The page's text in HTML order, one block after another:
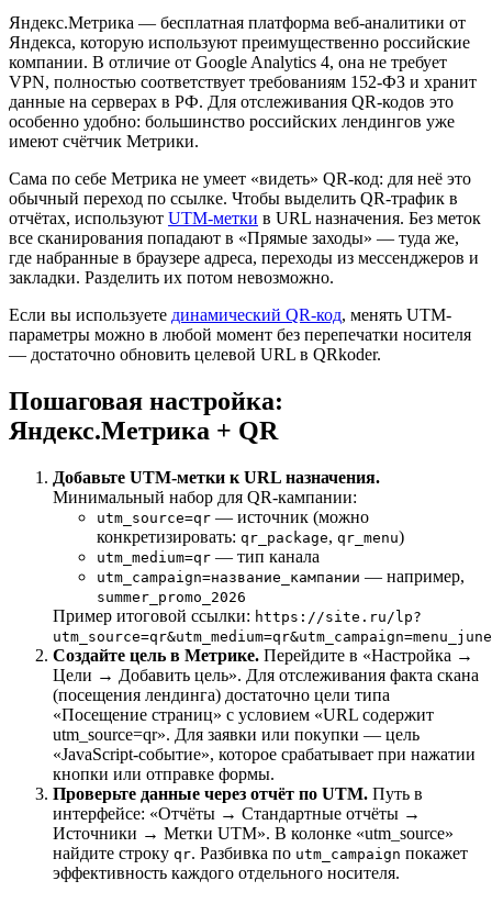
Яндекс.Метрика — бесплатная платформа веб-аналитики от
Яндекса, которую используют преимущественно российские
компании. В отличие от Google Analytics 4, она не требует
VPN, полностью соответствует требованиям 152-ФЗ и хранит
данные на серверах в РФ. Для отслеживания QR-кодов это
особенно удобно: большинство российских лендингов уже
имеют счётчик Метрики.
Сама по себе Метрика не умеет «видеть» QR-код: для неё это
обычный переход по ссылке. Чтобы выделить QR-трафик в
отчётах, используют UTM-метки в URL назначения. Без меток
все сканирования попадают в «Прямые заходы» — туда же,
где набранные в браузере адреса, переходы из мессенджеров и
закладки. Разделить их потом невозможно.
Если вы используете динамический QR-код, менять UTM-
параметры можно в любой момент без перепечатки носителя
— достаточно обновить целевой URL в QRkoder.
Пошаговая настройка:
Яндекс.Метрика + QR
Добавьте UTM-метки к URL назначения.
Минимальный набор для QR-кампании:
utm_source=qr — источник (можно
конкретизировать: qr_package, qr_menu)
utm_medium=qr — тип канала
utm_campaign=название_кампании — например,
summer_promo_2026
Пример итоговой ссылки: https://site.ru/lp?
utm_source=qr&utm_medium=qr&utm_campaign=menu_june
Создайте цель в Метрике. Перейдите в «Настройка →
Цели → Добавить цель». Для отслеживания факта скана
(посещения лендинга) достаточно цели типа
«Посещение страниц» с условием «URL содержит
utm_source=qr». Для заявки или покупки — цель
«JavaScript-событие», которое срабатывает при нажатии
кнопки или отправке формы.
Проверьте данные через отчёт по UTM. Путь в
интерфейсе: «Отчёты → Стандартные отчёты →
Источники → Метки UTM». В колонке «utm_source»
найдите строку qr. Разбивка по utm_campaign покажет
эффективность каждого отдельного носителя.